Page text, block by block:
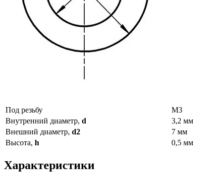
Под резьбу
М3
Внутренний диаметр, d
3,2 мм
Внешний диаметр, d2
7 мм
Высота, h 0,5 мм
Характеристики